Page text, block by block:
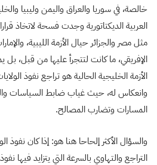
خالصة، في سوريا والعراق واليمن وليبيا
العربية الديكتاتورية وجدت فسحة لاتخاذ
مثل مصر والجزائر حيال الأزمة الليبية،
الإفريقي، ما كانت لتتجرأ عليها من قبل،
الأزمة الخليجية الحالية هو تراجع نفوذ
وانعكاس له، حيث غياب ضابط السياسات
المسارات وتضارب المصالح.
والسؤال الأكثر إلحاحا هنا هو: إذا كان
التراجع والتهاوي بالسرعة التي يتزايد فيها